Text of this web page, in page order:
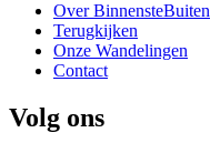
Over BinnensteBuiten
Terugkijken
Onze Wandelingen
Contact
Volg ons